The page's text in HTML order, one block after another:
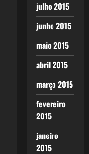
julho 2015
junho 2015
maio 2015
abril 2015
março 2015
fevereiro
2015
janeiro
2015